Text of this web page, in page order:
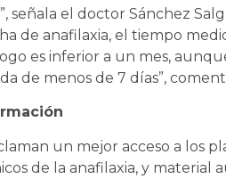
señala el doctor Sánchez
de anafilaxia, el tiempo
es inferior a un mes,
de menos de 7 días”,
un mejor acceso a los
de la anafilaxia, y